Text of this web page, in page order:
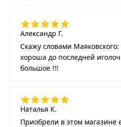
Александр Г.
Скажу словами
хороша до последней
большое !!!
Наталья К.
Приобрели в этом магазине